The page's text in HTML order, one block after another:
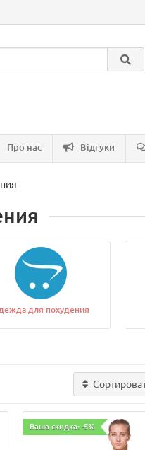
Про нас Відгуки
для похудения
Ваша скидка: -5%